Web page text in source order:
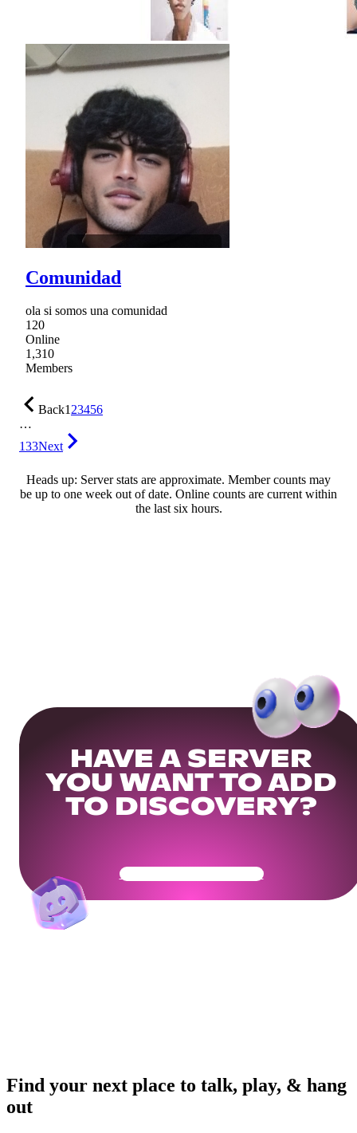
Comunidad
ola si somos una comunidad
120
Online
1,310
Members
Back123456
…
133Next
Heads up: Server stats are approximate. Member counts may
be up to one week out of date. Online counts are current within
the last six hours.
HAVE A SERVER
YOU WANT TO ADD
TO DISCOVERY?
Get Your Community Ready
Find your next place to talk, play, & hang
out